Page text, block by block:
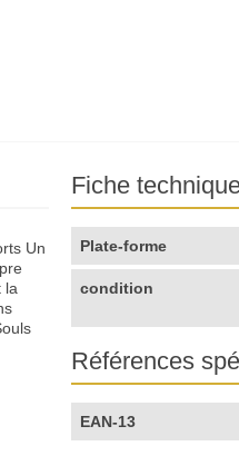
Un
la
Fiche
Plate-forme
condition
Références
EAN-13